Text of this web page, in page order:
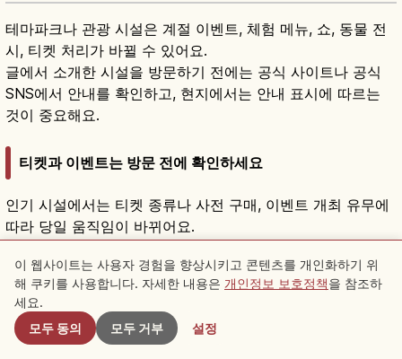
테마파크나 관광 시설은 계절 이벤트, 체험 메뉴, 쇼, 동물 전
시, 티켓 처리가 바뀔 수 있어요.
글에서 소개한 시설을 방문하기 전에는 공식 사이트나 공식
SNS에서 안내를 확인하고, 현지에서는 안내 표시에 따르는
것이 중요해요.
티켓과 이벤트는 방문 전에 확인하세요
인기 시설에서는 티켓 종류나 사전 구매, 이벤트 개최 유무에
따라 당일 움직임이 바뀌어요.
나 요금 구분이 여러 개인 시설도 있으므로 공식 사이트에서
구매 방법을 확인해 두세요.
요금이나 영업시간은 시기나 구분에 따라 다를 수 있으므로
여행 전에 공식 정보로 확인하고 오래된 블로그나 후기만으로
근처 스팟
이 웹사이트는 사용자 경험을 향상시키고 콘텐츠를 개인화하기 위
해 쿠키를 사용합니다. 자세한 내용은 개인정보 보호정책을 참조하
세요.
모두 동의
모두 거부 설정